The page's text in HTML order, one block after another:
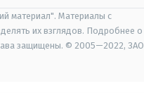
материал". Материалы с
их взглядов. Подробнее о
защищены. © 2005—2022, ЗАО